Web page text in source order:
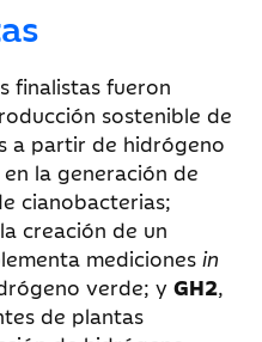
finalistas fueron
sostenible de
a partir de hidrógeno
la generación de
cianobacterias;
creación de un
mediciones in
verde; y GH2,
de plantas